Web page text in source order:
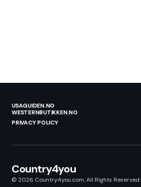
USAGUIDEN.NO
WESTERNBUTIKKEN.NO
PRIVACY POLICY
Country4you
© 2026 Country4you.com. All Rights Reserved.